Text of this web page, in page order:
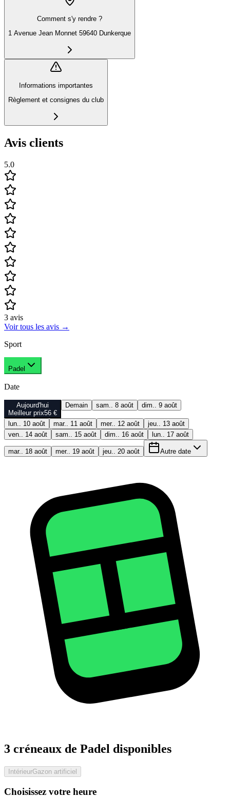
Comment s'y rendre ?
1 Avenue Jean Monnet 59640 Dunkerque
Informations importantes
Règlement et consignes du club
Avis clients
5.0
3 avis
Voir tous les avis →
Sport
Padel
Date
Aujourd'hui
Meilleur prix56 €
Demain sam.. 8 août dim.. 9 août
lun.. 10 août mar.. 11 août mer.. 12 août
jeu.. 13 août
ven.. 14 août
sam.. 15 août dim.. 16 août lun.. 17 août
mar.. 18 août mer.. 19 août jeu.. 20 août Autre date
3 créneaux de Padel disponibles
IntérieurGazon artificiel
Choisissez votre heure